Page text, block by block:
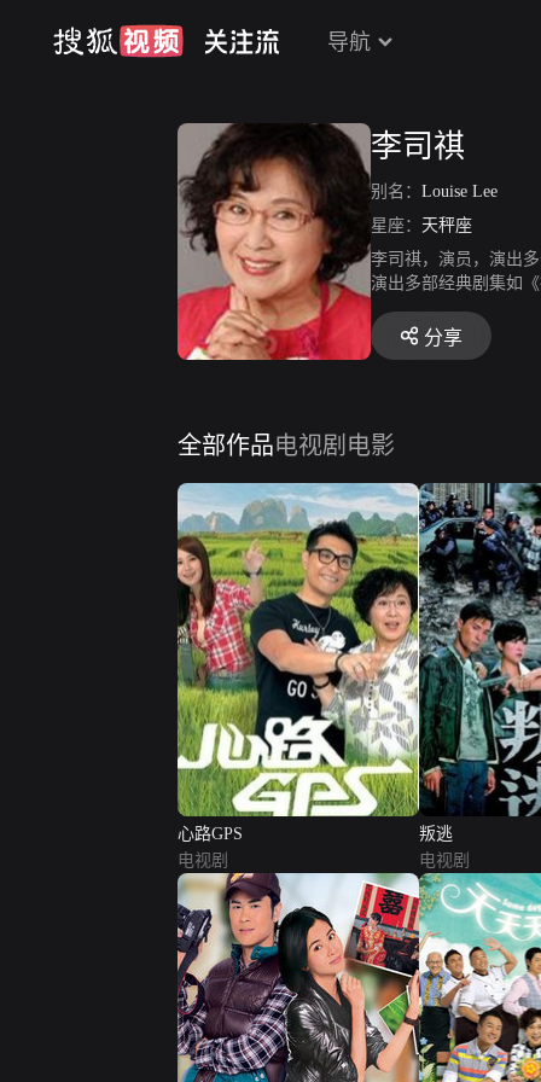
导航
李司祺
别名： Louise Lee
星座： 天秤座
李司祺，演员，演出
演出多部经典剧集如
分享
全部作品电视剧 电影
心路GPS
电视剧
叛逃
电视剧